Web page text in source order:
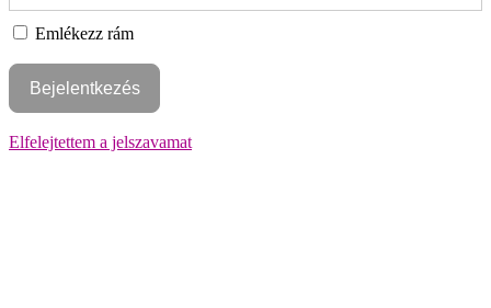
Emlékezz rám
Elfelejtettem a jelszavamat